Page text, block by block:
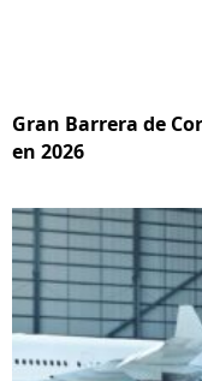
Gran Barrera de
en 2026